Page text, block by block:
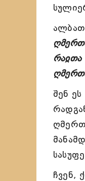
რაჲთა
შენ
ჩვენ,